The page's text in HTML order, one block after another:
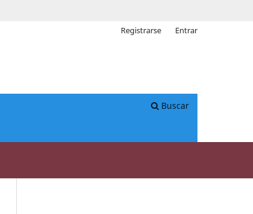
Buscar
Registrarse Entrar